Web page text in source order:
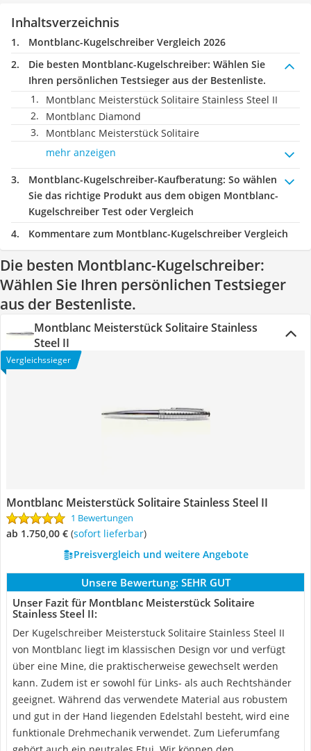
Inhaltsverzeichnis
Montblanc-Kugelschreiber Vergleich 2026
Die besten Montblanc-Kugelschreiber: Wählen Sie
Ihren persönlichen Testsieger aus der Bestenliste.
Montblanc Meisterstück Solitaire Stainless Steel II
Montblanc Diamond
Montblanc Meisterstück Solitaire
mehr anzeigen
Montblanc-Kugelschreiber-Kaufberatung: So wählen
Sie das richtige Produkt aus dem obigen Montblanc-
Kugelschreiber Test oder Vergleich
Kommentare zum Montblanc-Kugelschreiber Vergleich
Die besten Montblanc-Kugelschreiber:
Wählen Sie Ihren persönlichen Testsieger
aus der Bestenliste.
Montblanc Meisterstück Solitaire Stainless
Steel II
Vergleichssieger
Montblanc Meisterstück Solitaire Stainless Steel II
1 Bewertungen
ab 1.750,00 € ( Sofort lieferbar)
Preisvergleich und weitere Angebote
Unsere Bewertung: SEHR GUT
Unser Fazit für Montblanc Meisterstück Solitaire
Stainless Steel II:
Der Kugelschreiber Meisterstuck Solitaire Stainless Steel II
von Montblanc liegt im klassischen Design vor und verfügt
über eine Mine, die praktischerweise gewechselt werden
kann. Zudem ist er sowohl für Links- als auch Rechtshänder
geeignet. Während das verwendete Material aus robustem
und gut in der Hand liegenden Edelstahl besteht, wird eine
funktionale Drehmechanik verwendet. Zum Lieferumfang